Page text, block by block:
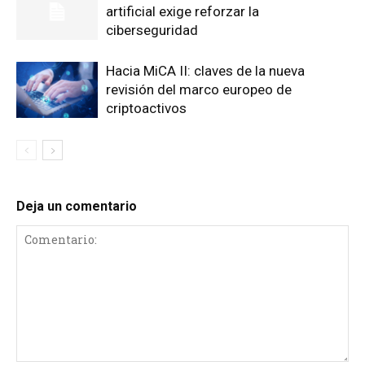
artificial exige reforzar la
ciberseguridad
Hacia MiCA II: claves de la nueva
revisión del marco europeo de
criptoactivos
Deja un comentario